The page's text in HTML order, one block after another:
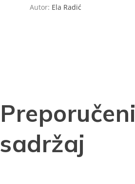
Autor: Ela Radić
Preporučeni
sadržaj